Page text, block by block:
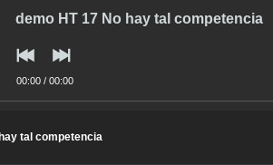
demo HT 17 No hay tal competencia
00:00 / 00:00
tal competencia